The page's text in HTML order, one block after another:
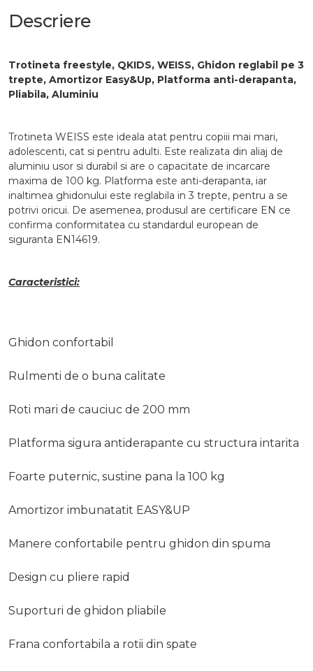
Descriere
Trotineta freestyle, QKIDS, WEISS, Ghidon reglabil pe 3
trepte, Amortizor Easy&Up, Platforma anti-derapanta,
Pliabila, Aluminiu
Trotineta WEISS este ideala atat pentru copiii mai mari,
adolescenti, cat si pentru adulti. Este realizata din aliaj de
aluminiu usor si durabil si are o capacitate de incarcare
maxima de 100 kg. Platforma este anti-derapanta, iar
inaltimea ghidonului este reglabila in 3 trepte, pentru a se
potrivi oricui. De asemenea, produsul are certificare EN ce
confirma conformitatea cu standardul european de
siguranta EN14619.
Caracteristici:
Ghidon confortabil
Rulmenti de o buna calitate
Roti mari de cauciuc de 200 mm
Platforma sigura antiderapante cu structura intarita
Foarte puternic, sustine pana la 100 kg
Amortizor imbunatatit EASY&UP
Manere confortabile pentru ghidon din spuma
Design cu pliere rapid
Suporturi de ghidon pliabile
Frana confortabila a rotii din spate